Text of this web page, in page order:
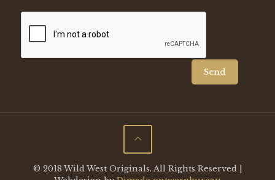
© 2018 Wild West Originals. All Rights Reserved |